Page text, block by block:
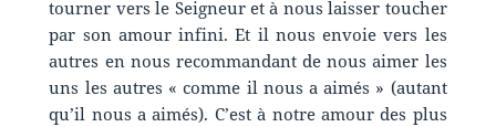
tourner vers le Seigneur et à nous laisser toucher
par son amour infini. Et il nous envoie vers les
autres en nous recommandant de nous aimer les
uns les autres « comme il nous a aimés » (autant
qu’il nous a aimés). C’est à notre amour des plus